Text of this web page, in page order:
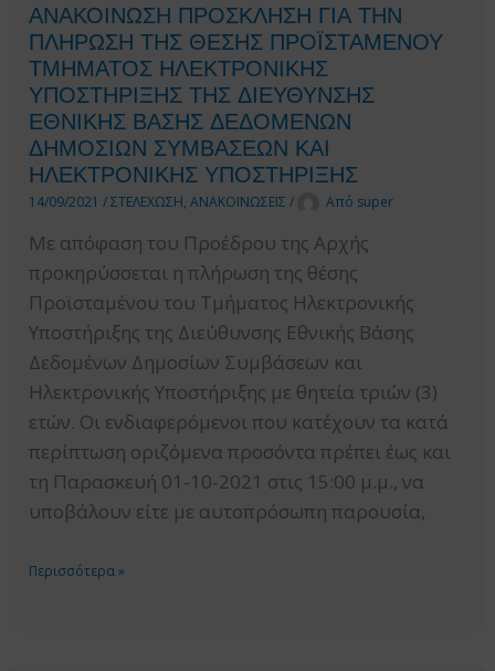
ΤΗΣ
ΘΕΣΗΣ
ΠΡΟΪΣΤΑΜΕΝΟΥ
ΤΜΗΜΑΤΟΣ
ΟΙΚΟΝΟΜΙΚΗΣ
ΥΠΟΣΤΗΡΙΞΗΣ
ΤΗΣ
ΔΙΕΥΘΥΝΣΗΣ
ΔΙΟΙΚΗΤΙΚΗΣ
ΚΑΙ
ΟΙΚΟΝΟΜΙΚΗΣ
ΥΠΟΣΤΗΡΙΞΗΣ
ΤΗΣ
ΕΑΑΔΗΣΥ
ΑΝΑΚΟΙΝΩΣΗ ΠΡΟΣΚΛΗΣΗ ΓΙΑ ΤΗΝ
ΠΛΗΡΩΣΗ ΤΗΣ ΘΕΣΗΣ ΠΡΟΪΣΤΑΜΕΝΟΥ
ΤΜΗΜΑΤΟΣ ΗΛΕΚΤΡΟΝΙΚΗΣ
ΥΠΟΣΤΗΡΙΞΗΣ ΤΗΣ ΔΙΕΥΘΥΝΣΗΣ
ΕΘΝΙΚΗΣ ΒΑΣΗΣ ΔΕΔΟΜΕΝΩΝ
ΔΗΜΟΣΙΩΝ ΣΥΜΒΑΣΕΩΝ ΚΑΙ
ΗΛΕΚΤΡΟΝΙΚΗΣ ΥΠΟΣΤΗΡΙΞΗΣ
14/09/2021/ΣΤΕΛΕΧΩΣΗ,ΑΝΑΚΟΙΝΩΣΕΙΣ / Από super
Με απόφαση του Προέδρου της Αρχής
προκηρύσσεται η πλήρωση της θέσης
Προϊσταμένου του Τμήματος Ηλεκτρονικής
Υποστήριξης της Διεύθυνσης Εθνικής Βάσης
Δεδομένων Δημοσίων Συμβάσεων και
Ηλεκτρονικής Υποστήριξης με θητεία τριών (3)
ετών. Οι ενδιαφερόμενοι που κατέχουν τα κατά
περίπτωση οριζόμενα προσόντα πρέπει έως και
τη Παρασκευή 01-10-2021 στις 15:00 μ.μ., να
υποβάλουν είτε με αυτοπρόσωπη παρουσία,
ΑΝΑΚΟΙΝΩΣΗ
Περισσότερα »